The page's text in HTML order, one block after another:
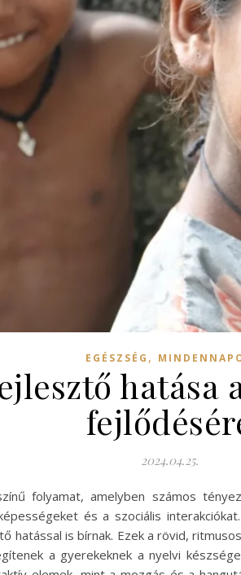
EGÉSZSÉG ,
hatása
2024.04.25.
folyamat, amelyben számos
és a szociális
hatással is bírnak. Ezek a rövid,
a gyerekeknek a nyelvi